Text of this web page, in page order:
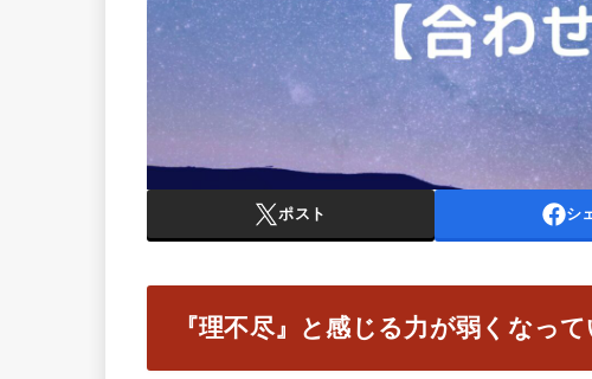
ポスト シ
『理不尽』と感じる力が弱くなっ